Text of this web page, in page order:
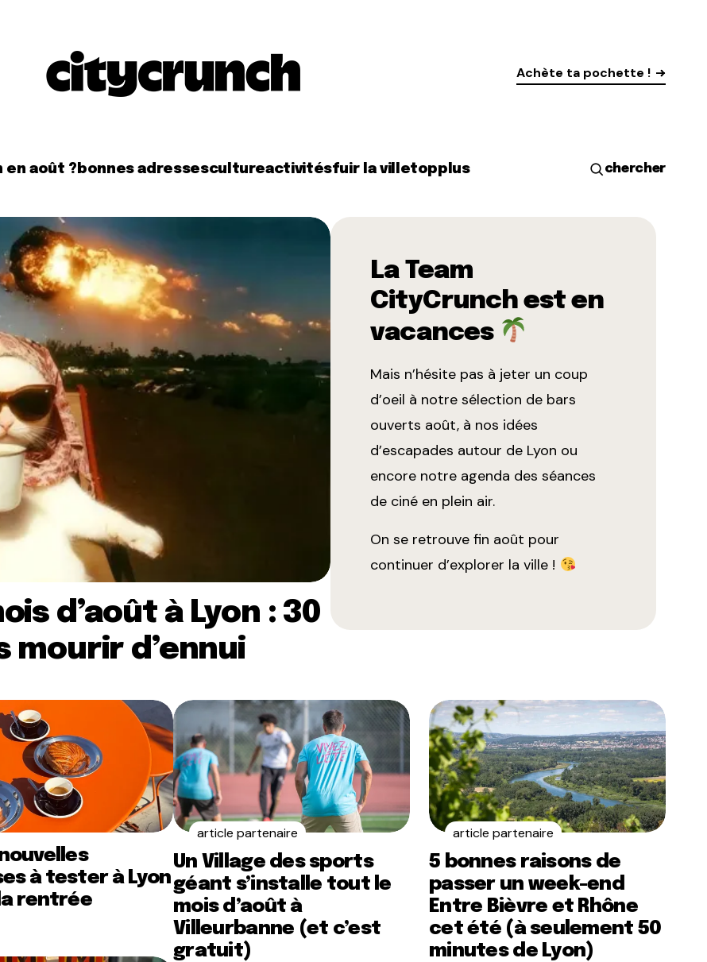
Achète ta pochette !
en août ? bonnes adressescultureactivitésfuir la villetopplus chercher
d’août à Lyon : 30
mourir d’ennui
La Team
CityCrunch est en
vacances
Mais n’hésite pas à jeter un coup
d’oeil à notresélection de bars
ouverts août, à nos idées
d’escapades autour de Lyon ou
encore notre agenda des séances
de ciné en plein air.
On se retrouve fin août pour
continuer d’explorer la ville !
à tester à Lyon
rentrée
article partenaire
Un Village des sports
géant s’installe tout le
mois d’août à
Villeurbanne (et c’est
gratuit)
article partenaire
5 bonnes raisons de
passer un week-end
Entre Bièvre et Rhône
cet été (à seulement 50
minutes de Lyon)